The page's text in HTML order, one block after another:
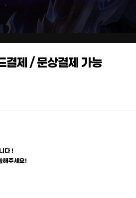
결제 / 문상결제 가능
다 !
해주세요!